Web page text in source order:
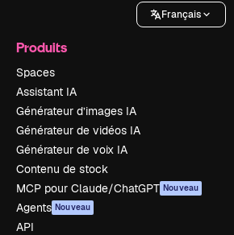
Français
Produits
Spaces
Assistant IA
Générateur d’images IA
Générateur de vidéos IA
Générateur de voix IA
Contenu de stock
MCP pour Claude/ChatGPT Nouveau
Agents Nouveau
API